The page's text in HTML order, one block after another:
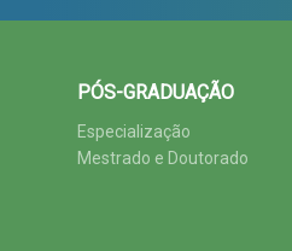
PÓS-GRADUAÇÃO
Especialização
Mestrado e Doutorado